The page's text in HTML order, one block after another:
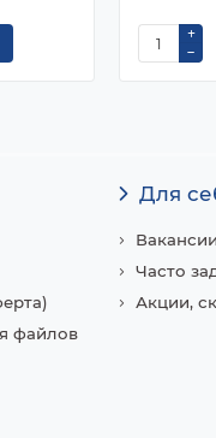
файлов
Для
Вакансии
Часто
Акции,